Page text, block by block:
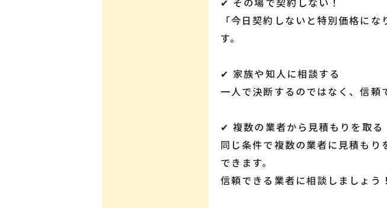
「今日契約しないと特別価格に
す。
✔ 家族や知人に相談する
一人で決断するのではなく、信頼
✔ 複数の業者から見積もりを取る
同じ条件で複数の業者に見積も
できます。
信頼できる業者に相談しましょう！